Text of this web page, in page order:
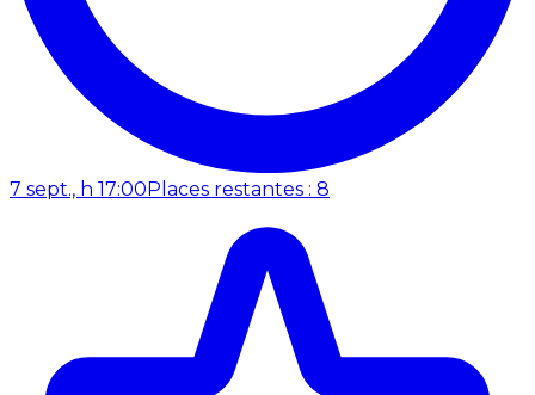
7 sept., h 17:00Places restantes : 8